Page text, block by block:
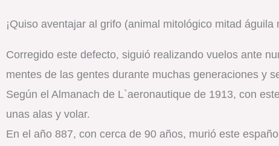
¡Quiso aventajar al grifo (animal mitológico mitad
Corregido este defecto, siguió realizando vuelos ante
mentes de las gentes durante muchas generaciones y
Según el Almanach de L`aeronautique de 1913, con
unas alas y volar.
En el año 887, con cerca de 90 años, murió este